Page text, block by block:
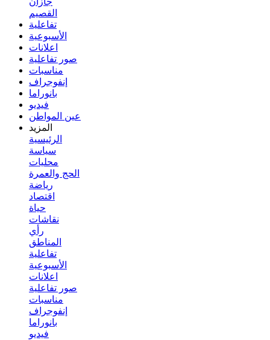
القصيم
تفاعلية
الأسبوعية
اعلانات
صور تفاعلية
مناسبات
إنفوجراف
بانوراما
فيديو
عين المواطن
المزيد
الرئيسية
سياسة
محليات
الحج والعمرة
رياضة
اقتصاد
حياة
نقاشات
رأي
المناطق
تفاعلية
الأسبوعية
اعلانات
صور تفاعلية
مناسبات
إنفوجراف
بانوراما
فيديو